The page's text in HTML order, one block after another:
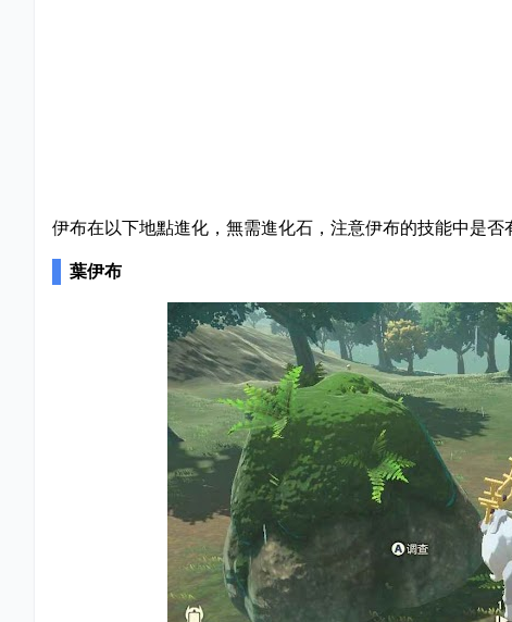
伊布在以下地點進化，無需進化石，注意伊布的技能中是否
葉伊布